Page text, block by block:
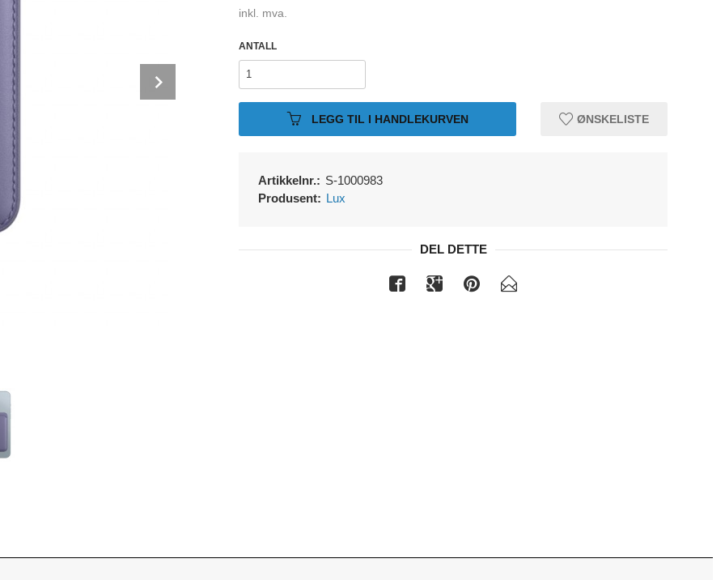
inkl. mva.
ANTALL
LEGG TIL I HANDLEKURVEN ØNSKELISTE
Artikkelnr.: S-1000983
Produsent: Lux
DEL DETTE